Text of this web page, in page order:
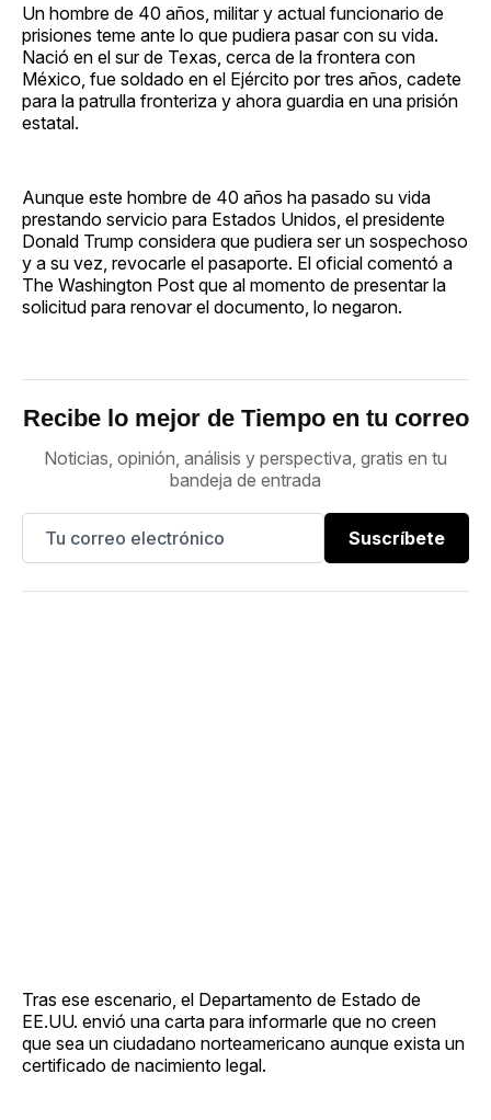
Un hombre de 40 años, militar y actual funcionario de
prisiones teme ante lo que pudiera pasar con su vida.
Nació en el sur de Texas, cerca de la frontera con
México, fue soldado en el Ejército por tres años, cadete
para la patrulla fronteriza y ahora guardia en una prisión
estatal.
Aunque este hombre de 40 años ha pasado su vida
prestando servicio para Estados Unidos, el presidente
Donald Trump considera que pudiera ser un sospechoso
y a su vez, revocarle el pasaporte. El oficial comentó a
The Washington Post que al momento de presentar la
solicitud para renovar el documento, lo negaron.
Recibe lo mejor de Tiempo en tu correo
Noticias, opinión, análisis y perspectiva, gratis en tu
bandeja de entrada
Suscríbete
Tras ese escenario, el Departamento de Estado de
EE.UU. envió una carta para informarle que no creen
que sea un ciudadano norteamericano aunque exista un
certificado de nacimiento legal.